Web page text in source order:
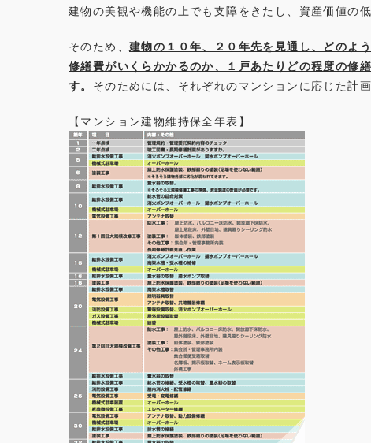
建物の美観や機能の上でも支障をきたし、資産価値の
そのため、 建物の１０年、２０年先を見通し、どのよ
修繕費がいくらかかるのか、１戸あたりどの程度の修
す。 そのためには、それぞれのマンションに応じた計
【マンション建物維持保全年表】